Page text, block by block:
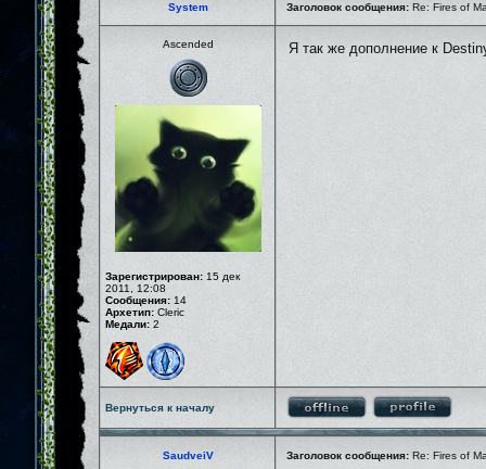
System Заголовок сообщения: Re: Fires of
Ascended
Зарегистрирован: 15 дек
2011, 12:08
Сообщения: 14
Архетип: Cleric
Медали: 2
Я так же дополнение к
Вернуться к началу
SaudveiV Заголовок сообщения: Re: Fires of